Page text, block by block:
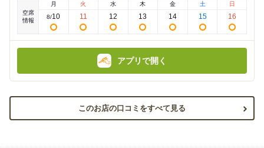
額
額
空席
情報
月
8/10
火
11
水
12
木
13
金
14
土
15
日
16
アプリで開く
このお店の口コミをすべて見る